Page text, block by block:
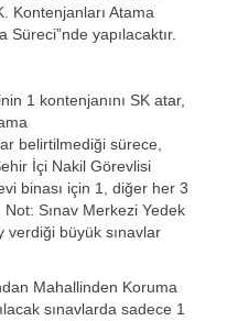
Kontenjanları Atama
Süreci”nde yapılacaktır.
1 kontenjanını SK atar,
belirtilmediği sürece,
İçi Nakil Görevlisi
binası için 1, diğer her 3
Sınav Merkezi Yedek
verdiği büyük sınavlar
Mahallinden Koruma
sınavlarda sadece 1